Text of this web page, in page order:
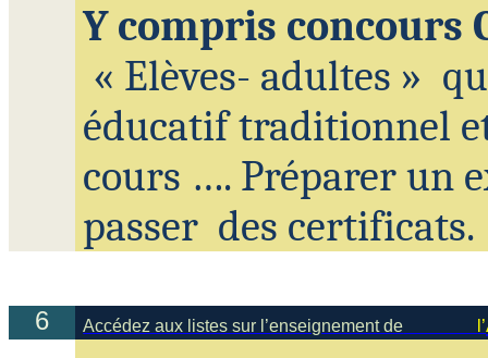
Y compris concours
« Elèves- adultes »
éducatif traditionnel
cours …. Préparer un
passer des certificats.
6 Accédez aux listes sur l’enseignement de l’